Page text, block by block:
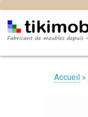
Accueil »